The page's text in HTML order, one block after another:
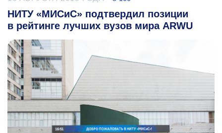
НИТУ «МИСиС» подтвердил позиции
в рейтинге лучших вузов мира ARWU